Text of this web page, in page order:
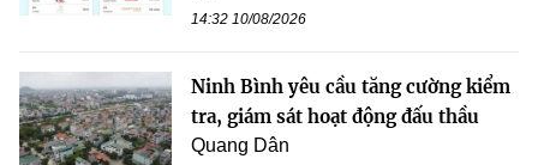
14:32 10/08/2026
Ninh Bình yêu cầu tăng cường kiểm
tra, giám sát hoạt động đấu thầu
Quang Dân